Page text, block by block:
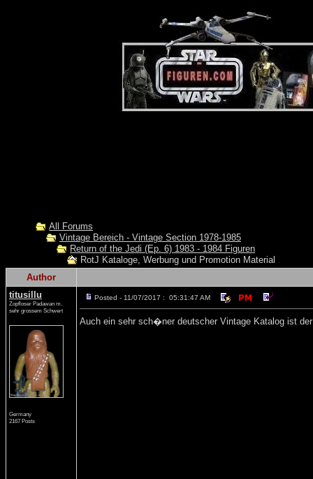
All Forums
Vintage Bereich - Vintage Section 1978-1985
Return of the Jedi (Ep. 6) 1983 - 1984 Figuren
RotJ Kataloge, Werbung und Promotion Material
Author
titusillu
Zopfloser Padawan m.
sehr grossem Schwert
Germany
2167 Posts
Posted - 11/07/2017 : 05:31:47 AM
Auch ein sehr sch�ner deutscher Vintage Katalog ist